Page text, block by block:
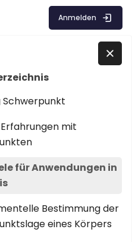
überspringen
Schwerpunkt
Erfahrungen mit
für Anwendungen in
Bestimmung der
eines Körpers
Schließen
Anmelden